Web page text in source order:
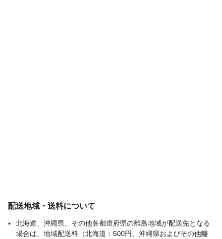
配送地域・送料について
北海道、沖縄県、その他各都道府県の離島地域が配送先となる
場合は、地域配送料（北海道：500円、沖縄県およびその他離